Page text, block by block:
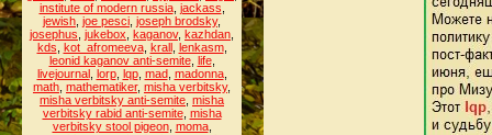
institute of modern russia, jackass
jewish joe pesci joseph brodsky,
josephus jukebox kaganov, kazhdan
kds kot_afromeeva, krall, lenkasm,
leonid kaganov anti-semite, life,
livejournal, lorp, lqp, mad, madonna,
math mathematiker, misha verbitsky,
misha verbitsky anti-semite misha
verbitsky rabid anti-semite, misha
verbitsky stool pigeon, moma,